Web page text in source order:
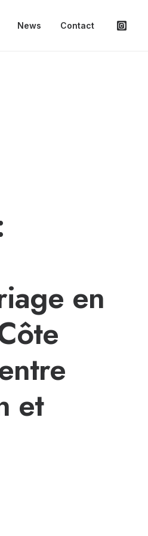
News Contact
en
et